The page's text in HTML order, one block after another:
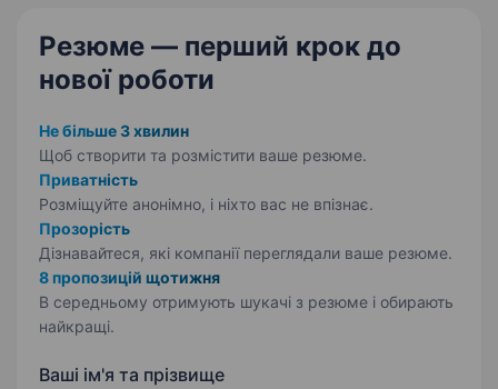
Резюме — перший крок до
нової роботи
Не більше 3 хвилин
Щоб створити та розмістити ваше резюме.
Приватність
Розміщуйте анонімно, і ніхто вас не впізнає.
Прозорість
Дізнавайтеся, які компанії переглядали ваше резюме.
8 пропозицій щотижня
В середньому отримують шукачі з резюме і обирають
найкращі.
Ваші ім'я та прізвище